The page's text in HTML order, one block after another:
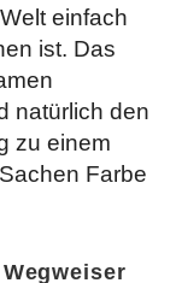
einfach
ist. Das
natürlich den
zu einem
Farbe